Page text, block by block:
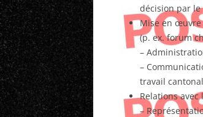
décision par le
Mise en œuvre
(p. ex. forum
–
–
travail
Relations
–